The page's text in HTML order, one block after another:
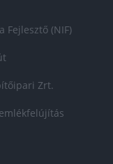
(NIF)
Zrt.